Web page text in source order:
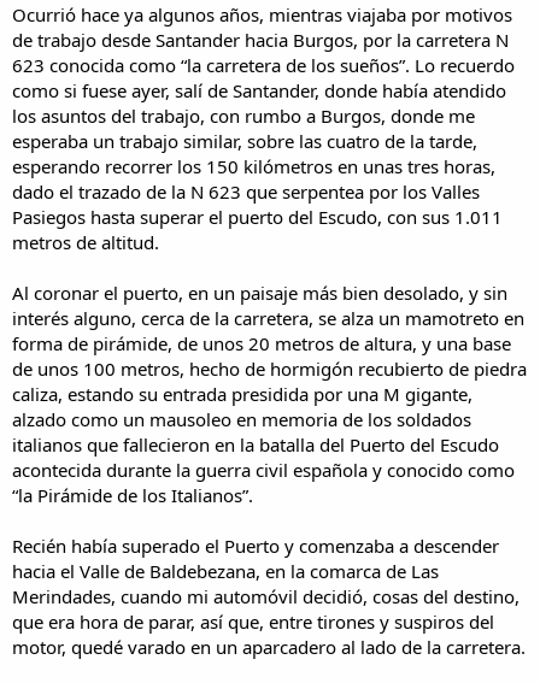
Ocurrió hace ya algunos años, mientras viajaba por motivos
de trabajo desde Santander hacia Burgos, por la carretera N
623 conocida como “la carretera de los sueños”. Lo recuerdo
como si fuese ayer, salí de Santander, donde había atendido
los asuntos del trabajo, con rumbo a Burgos, donde me
esperaba un trabajo similar, sobre las cuatro de la tarde,
esperando recorrer los 150 kilómetros en unas tres horas,
dado el trazado de la N 623 que serpentea por los Valles
Pasiegos hasta superar el puerto del Escudo, con sus 1.011
metros de altitud.
Al coronar el puerto, en un paisaje más bien desolado, y sin
interés alguno, cerca de la carretera, se alza un mamotreto en
forma de pirámide, de unos 20 metros de altura, y una base
de unos 100 metros, hecho de hormigón recubierto de piedra
caliza, estando su entrada presidida por una M gigante,
alzado como un mausoleo en memoria de los soldados
italianos que fallecieron en la batalla del Puerto del Escudo
acontecida durante la guerra civil española y conocido como
“la Pirámide de los Italianos”.
Recién había superado el Puerto y comenzaba a descender
hacia el Valle de Baldebezana, en la comarca de Las
Merindades, cuando mi automóvil decidió, cosas del destino,
que era hora de parar, así que, entre tirones y suspiros del
motor, quedé varado en un aparcadero al lado de la carretera.